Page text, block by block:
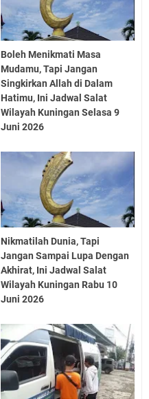
Boleh Menikmati Masa
Mudamu, Tapi Jangan
Singkirkan Allah di Dalam
Hatimu, Ini Jadwal Salat
Wilayah Kuningan Selasa 9
Juni 2026
Nikmatilah Dunia, Tapi
Jangan Sampai Lupa Dengan
Akhirat, Ini Jadwal Salat
Wilayah Kuningan Rabu 10
Juni 2026